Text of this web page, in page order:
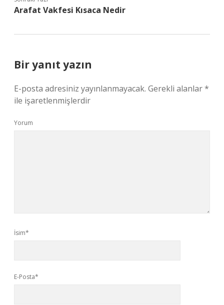
Arafat Vakfesi Kısaca Nedir
Bir yanıt yazın
E-posta adresiniz yayınlanmayacak. Gerekli alanlar*
ile işaretlenmişlerdir
Yorum
İsim*
E-Posta*